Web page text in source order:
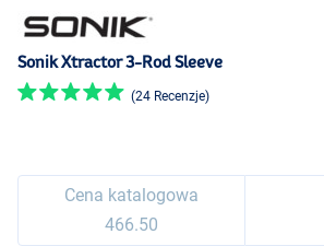
Sonik Xtractor 3-Rod Sleeve
(24 Recenzje)
Cena katalogowa
466.50